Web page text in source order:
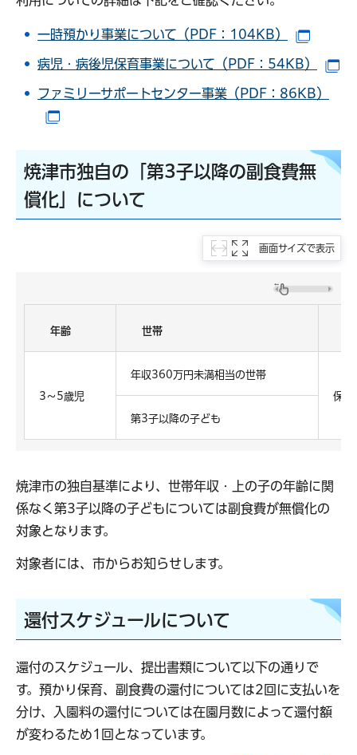
一時預かり事業について（PDF：104KB）
病児・病後児保育事業について（PDF：54KB）
ファミリーサポートセンター事業（PDF：86KB）
焼津市独自の「第3子以降の副食費無
償化」について
画面サイズで表示
年齢 世帯
3～5歳児
年収360万円未満相当の世帯
保護
第3子以降の子ども
焼津市の独自基準により、世帯年収・上の子の年齢に関
係なく第3子以降の子どもについては副食費が無償化の
対象となります。
対象者には、市からお知らせします。
還付スケジュールについて
還付のスケジュール、提出書類について以下の通りで
す。預かり保育、副食費の還付については2回に支払いを
分け、入園料の還付については在園月数によって還付額
が変わるため1回となっています。